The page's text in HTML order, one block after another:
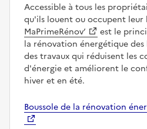
Accessible à tous les
qu'ils louent ou occupent leur
MaPrimeRénov’
est le
la rénovation énergétique
des travaux qui réduisent les
d'énergie et améliorent le
hiver et en été.
Boussole de la rénovation